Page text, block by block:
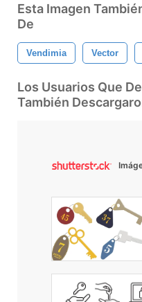
Esta Imagen
De
Vendimia Vector
Los Usuarios Que
También